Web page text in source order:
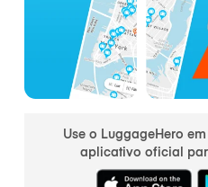
Use o LuggageHero
aplicativo oficial